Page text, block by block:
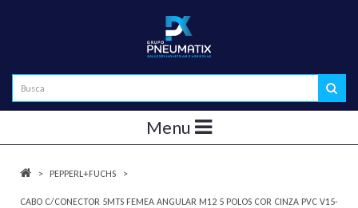
Menu
PEPPERL+FUCHS
CABO C/CONECTOR 5MTS FEMEA ANGULAR M12 5 POLOS COR CINZA PVC V15-